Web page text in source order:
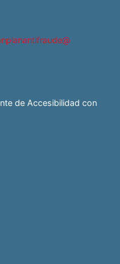
de Accesibilidad con